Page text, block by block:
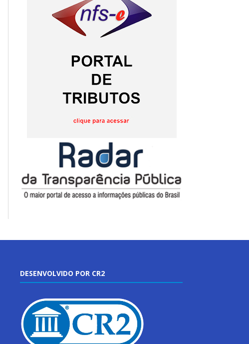
DESENVOLVIDO POR CR2